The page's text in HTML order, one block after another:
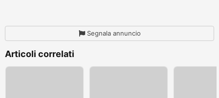
Segnala annuncio
Articoli correlati